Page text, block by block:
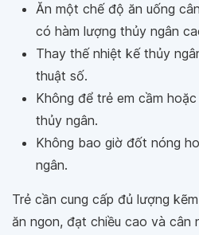
Ăn một chế độ ăn uống
có hàm lượng thủy ngân
Thay thế nhiệt kế thủy
thuật số.
Không để trẻ em cầm
thủy ngân.
Không bao giờ đốt nóng
ngân.
Trẻ cần cung cấp đủ lượng
ăn ngon, đạt chiều cao và cân